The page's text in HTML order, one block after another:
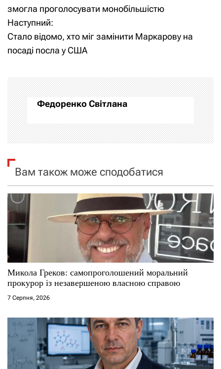
а
в
і
а
ц
і
а
с
і
в
змогла проголосувати монобільшістю
Наступний:
Стало відомо, хто міг замінити Маркарову на
посаді посла у США
Федоренко Світлана
Вам також може сподобатися
Микола Греков: самопроголошений моральний
прокурор із незавершеною власною справою
7 Серпня, 2026